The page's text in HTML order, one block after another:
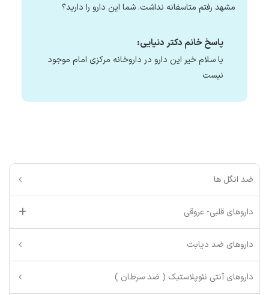
مشهد رفتم متاسفانه نداشت. شما این دارو را دارید؟
پاسخ خانم دکتر دنیایی:
با سلام خیر این دارو در داروخانه مرکزی امام موجود
نیست
ضد انگل ها
داروهای قلبی- عروقی
داروهای ضد دیابت
داروهای آنتی نئوپلاستیک ( ضد سرطان )